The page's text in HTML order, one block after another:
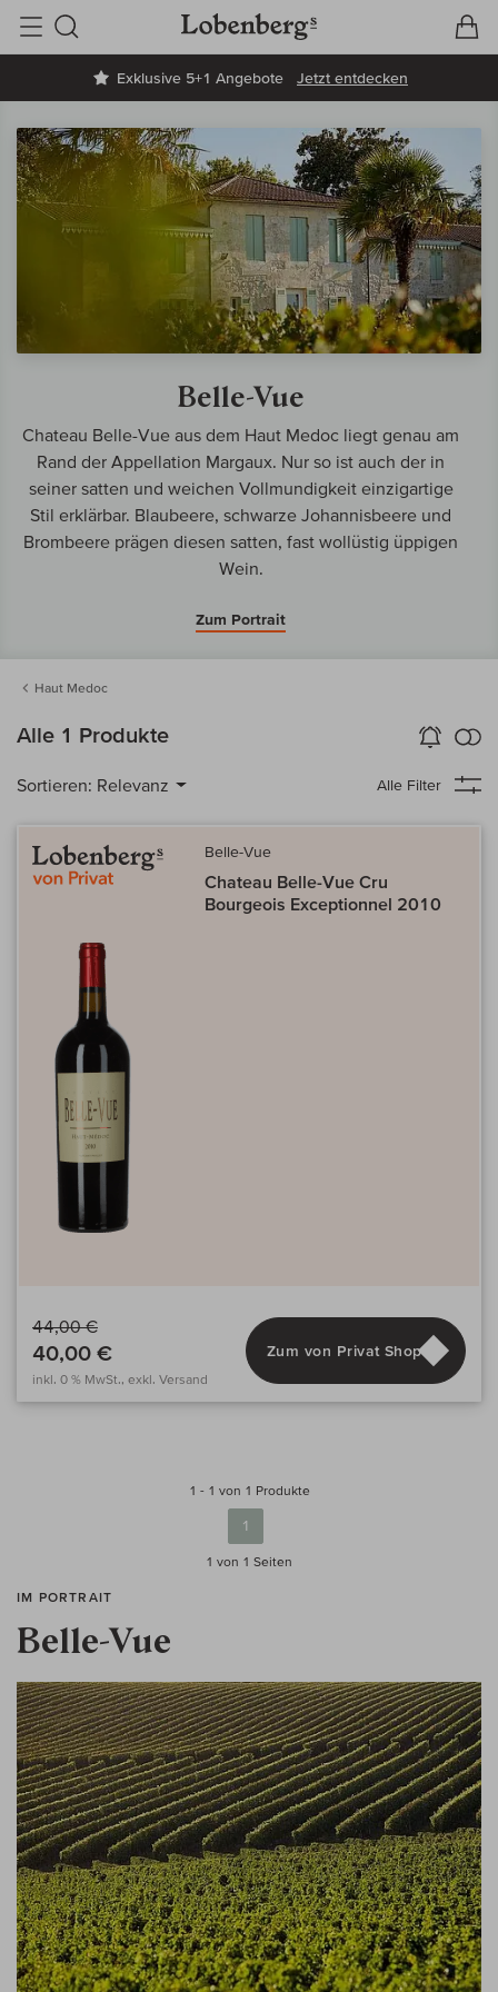
Exklusive 5+1 Angebote Jetzt entdecken
Suche
Belle-Vue
Chateau Belle-Vue aus dem Haut Medoc liegt genau am
Rand der Appellation Margaux. Nur so ist auch der in
seiner satten und weichen Vollmundigkeit einzigartige
Stil erklärbar. Blaubeere, schwarze Johannisbeere und
Brombeere prägen diesen satten, fast wollüstig üppigen
Wein.
Zum Portrait
Haut Medoc
Alle 1 Produkte Wein-Alarm
aktivieren
Sortieren: Relevanz Alle Filter
Belle-Vue
Chateau Belle-Vue Cru
Bourgeois Exceptionnel 2010
44,00 €
40,00 €
inkl. 0 % MwSt., exkl. Versand
Zum von Privat Shop
1 - 1 von 1 Produkte
1
1 von 1 Seiten
IM PORTRAIT
Belle-Vue